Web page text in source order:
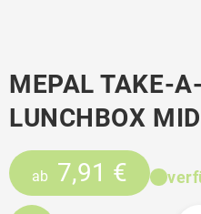
MEPAL TAKE-
LUNCHBOX
ab 7,91 €